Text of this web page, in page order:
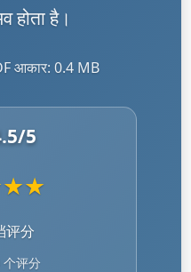
होता है।
आकार: 0.4 MB
/5
★★
评分
评分